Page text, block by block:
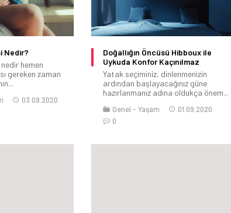
Nedir?
hemen
gereken zaman
03.09.2020
Doğallığın Öncüsü Hibboux ile
Uykuda Konfor Kaçınılmaz
Yatak seçiminiz, dinlenmenizin
ardından başlayacağınız güne
hazırlanmanız adına oldukça önem...
Genel Yaşam
01.09.2020
0